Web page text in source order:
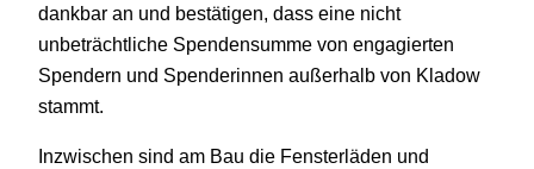
dankbar an und bestätigen, dass eine nicht
unbeträchtliche Spendensumme von engagierten
Spendern und Spenderinnen außerhalb von Kladow
stammt.
Inzwischen sind am Bau die Fensterläden und